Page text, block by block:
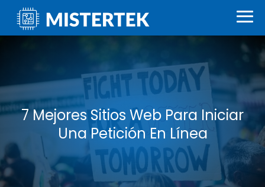
7 Mejores Sitios Web Para Iniciar
Una Petición En Línea